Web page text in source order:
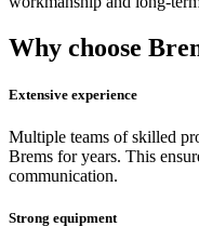
Why choose
Extensive experience
Multiple teams of skilled
Brems for years. This
communication.
Strong equipment